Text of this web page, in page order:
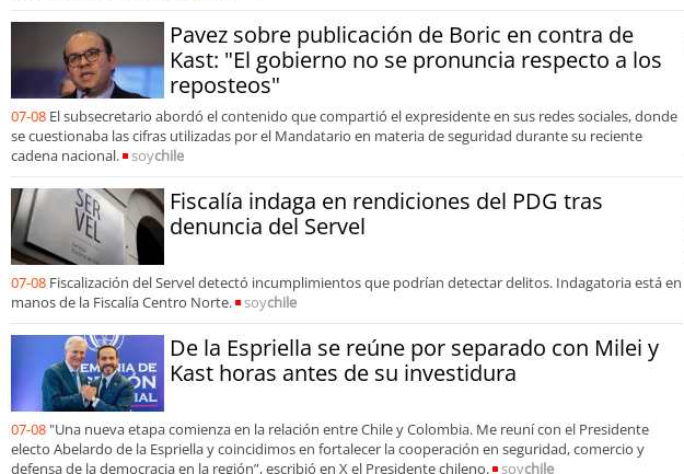
Pavez sobre publicación de Boric en contra de
Kast: "El gobierno no se pronuncia respecto a los
reposteos"
07-08 El subsecretario abordó el contenido que compartió el expresidente en sus redes sociales, donde
se cuestionaba las cifras utilizadas por el Mandatario en materia de seguridad durante su reciente
cadena nacional.
soychile
Fiscalía indaga en rendiciones del PDG tras
denuncia del Servel
07-08 Fiscalización del Servel detectó incumplimientos que podrían detectar delitos. Indagatoria está en
manos de la Fiscalía Centro Norte.
soychile
De la Espriella se reúne por separado con Milei y
Kast horas antes de su investidura
07-08 "Una nueva etapa comienza en la relación entre Chile y Colombia. Me reuní con el Presidente
electo Abelardo de la Espriella y coincidimos en fortalecer la cooperación en seguridad, comercio y
defensa de la democracia en la región”, escribió en X el Presidente chileno.
soychile